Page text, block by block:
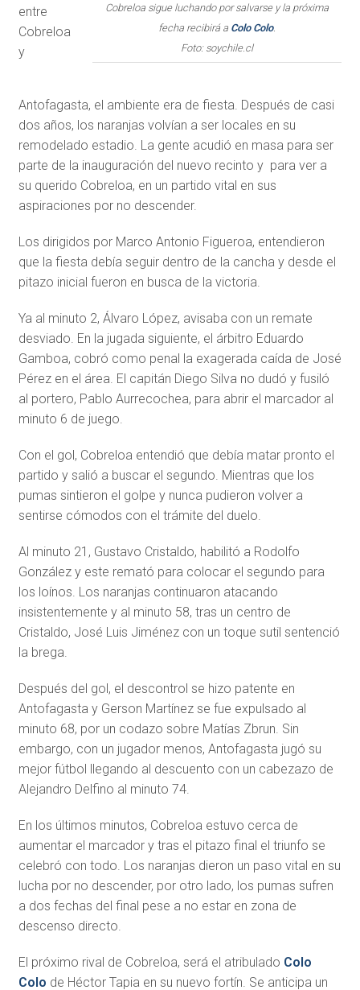
Cobreloa sigue luchando por salvarse y la próxima
fecha recibirá a Colo Colo.
Foto: soychile.cl
entre
Cobreloa
y
Antofagasta, el ambiente era de fiesta. Después de casi
dos años, los naranjas volvían a ser locales en su
remodelado estadio. La gente acudió en masa para ser
parte de la inauguración del nuevo recinto y para ver a
su querido Cobreloa, en un partido vital en sus
aspiraciones por no descender.
Los dirigidos por Marco Antonio Figueroa, entendieron
que la fiesta debía seguir dentro de la cancha y desde el
pitazo inicial fueron en busca de la victoria.
Ya al minuto 2, Álvaro López, avisaba con un remate
desviado. En la jugada siguiente, el árbitro Eduardo
Gamboa, cobró como penal la exagerada caída de José
Pérez en el área. El capitán Diego Silva no dudó y fusiló
al portero, Pablo Aurrecochea, para abrir el marcador al
minuto 6 de juego.
Con el gol, Cobreloa entendió que debía matar pronto el
partido y salió a buscar el segundo. Mientras que los
pumas sintieron el golpe y nunca pudieron volver a
sentirse cómodos con el trámite del duelo.
Al minuto 21, Gustavo Cristaldo, habilitó a Rodolfo
González y este remató para colocar el segundo para
los loínos. Los naranjas continuaron atacando
insistentemente y al minuto 58, tras un centro de
Cristaldo, José Luis Jiménez con un toque sutil sentenció
la brega.
Después del gol, el descontrol se hizo patente en
Antofagasta y Gerson Martínez se fue expulsado al
minuto 68, por un codazo sobre Matías Zbrun. Sin
embargo, con un jugador menos, Antofagasta jugó su
mejor fútbol llegando al descuento con un cabezazo de
Alejandro Delfino al minuto 74.
En los últimos minutos, Cobreloa estuvo cerca de
aumentar el marcador y tras el pitazo final el triunfo se
celebró con todo. Los naranjas dieron un paso vital en su
lucha por no descender, por otro lado, los pumas sufren
a dos fechas del final pese a no estar en zona de
descenso directo.
El próximo rival de Cobreloa, será el atribulado Colo
Colo de Héctor Tapia en su nuevo fortín. Se anticipa un